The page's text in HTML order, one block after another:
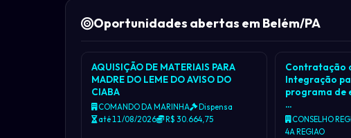
Oportunidades abertas em Belém/PA
AQUISIÇÃO DE MATERIAIS PARA
MADRE DO LEME DO AVISO DO
CIABA
COMANDO DA MARINHA
Dispensa
até 11/08/2026
R$ 30.664,75
Contratação
Integração
programa de
…
CONSELHO
4A REGIAO